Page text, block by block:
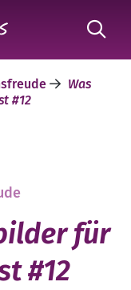
Was
#12
für
#12